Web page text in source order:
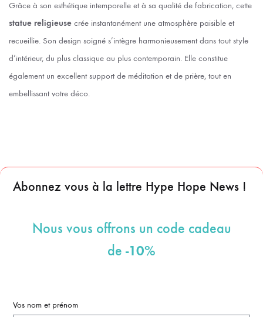
Grâce à son esthétique intemporelle et à sa qualité de fabrication, cette
statue religieuse crée instantanément une atmosphère paisible et
recueillie. Son design soigné s’intègre harmonieusement dans tout style
d’intérieur, du plus classique au plus contemporain. Elle constitue
également un excellent support de méditation et de prière, tout en
embellissant votre déco.
Abonnez vous à la lettre Hype Hope News !
Nous vous offrons un code cadeau
de -10%
Vos nom et prénom